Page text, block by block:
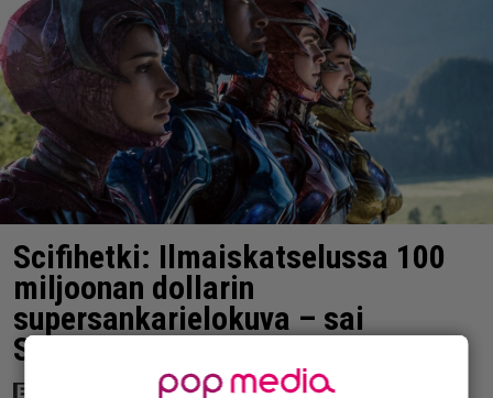
Scifihetki: Ilmaiskatselussa 100
miljoonan dollarin
supersankarielokuva – sai
Suomessa 4017 katsojaa